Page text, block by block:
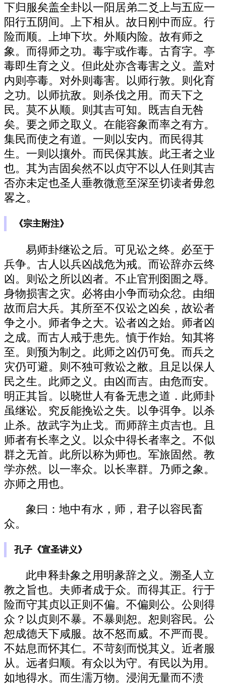
下归服矣盖全卦以一阳居弟二爻上与五应一
阳行五阴间。上下相从。故日刚中而应。行
险而顺。上坤下坎。外顺内险。故有师之
象。而得师之功。毒宇或作毒。古育字。亭
毒即生育之义。但此处亦含毒害之义。盖对
内则亭毒。对外则毒害。以师行敦。则化育
之功。以师抗敌。则杀伐之用。而天下之
民。莫不从顺。则其吉可知。既吉自无咎
矣。要之师之取义。在能容象而率之有方。
集民而使之有道。一则以安内。而民得其
生。一则以攘外。而民保其族。此王者之业
也。其为吉固矣然不以贞守不以人任则其吉
否亦未定也圣人垂教微意至深至切读者毋忽
畧之。
《宗主附注》
易师卦继讼之后。可见讼之终。必至于
兵争。古人以兵凶战危为戒。而讼辞亦云终
凶。则讼之所以凶者。不止官刑囹圄之辱。
身物损害之灾。必将由小争而动众忿。由细
故而启大兵。其所至不仅讼之凶矣，故讼者
争之小。师者争之大。讼者凶之始。师者凶
之成。而古人戒于患先。慎于作始。知其将
至。则预为制之。此师之凶仍可免。而兵之
灾仍可避。则不独可救讼之敝。且足以保人
民之生。此师之义。由凶而吉。由危而安。
明正其旨。以晓世人有备无患之道．此师卦
虽继讼。究反能挽讼之失。以争弭争。以杀
止杀。故武字为止戈。而师辞主贞吉也。且
师者有长率之义。以众中得长者率之。不似
群之无首。此所以称为师也。军旅固然。教
学亦然。以一率众。以长率群。乃师之象。
亦师之用也。
象曰：地中有水，师，君子以容民畜
众。
孔子《宣圣讲义》
此申释卦象之用明彖辞之义。溯圣人立
教之旨也。夫师者成于众。而得其正。行于
险而守其贞以正则不偏。不偏则公。公则得
众？以贞则不暴。不暴则恕。恕则容民。公
恕成德天下咸服。故不怒而威。不严而畏。
不姑息而怀其仁。不苛刻而悦其义。近者服
从。远者归顺。有众以为守。有民以为用。
如地得水。而生濡万物。浸润无量而不溃